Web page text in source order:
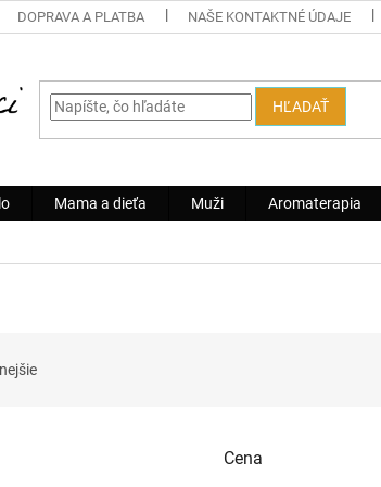
DOPRAVA A PLATBA NAŠE KONTAKTNÉ ÚDAJE
HĽADAŤ
Mama a dieťa Muži Aromaterapia
Cena